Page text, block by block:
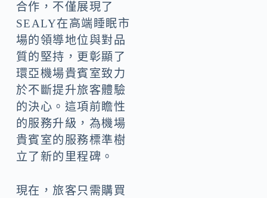
合作，不僅展現了
SEALY在高端睡眠市
場的領導地位與對品
質的堅持，更彰顯了
環亞機場貴賓室致力
於不斷提升旅客體驗
的決心。這項前瞻性
的服務升級，為機場
貴賓室的服務標準樹
立了新的里程碑。
現在，旅客只需購買